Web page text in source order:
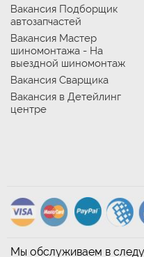
Вакансия Подборщик
автозапчастей
Вакансия Мастер
шиномонтажа - На
выездной шиномонтаж
Вакансия Сварщика
Вакансия в Детейлинг
центре
Мы обслуживаем в